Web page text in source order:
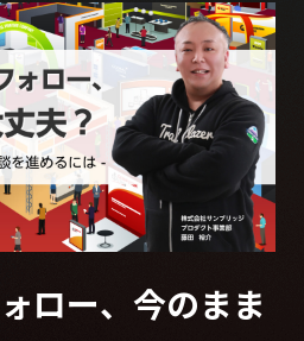
Contact
ロー、今のまま